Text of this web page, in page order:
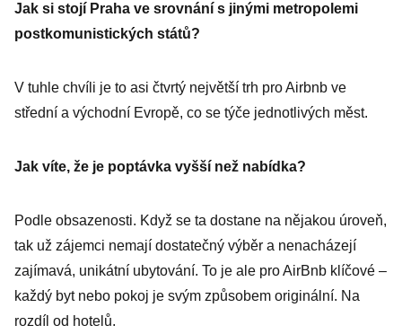
Jak si stojí Praha ve srovnání s jinými metropolemi
postkomunistických států?
V tuhle chvíli je to asi čtvrtý největší trh pro Airbnb ve
střední a východní Evropě, co se týče jednotlivých měst.
Jak víte, že je poptávka vyšší než nabídka?
Podle obsazenosti. Když se ta dostane na nějakou úroveň,
tak už zájemci nemají dostatečný výběr a nenacházejí
zajímavá, unikátní ubytování. To je ale pro AirBnb klíčové –
každý byt nebo pokoj je svým způsobem originální. Na
rozdíl od hotelů.